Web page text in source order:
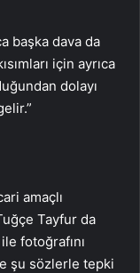
başka dava da
için ayrıca
dolayı
amaçlı
Tayfur da
fotoğrafını
şu sözlerle tepki